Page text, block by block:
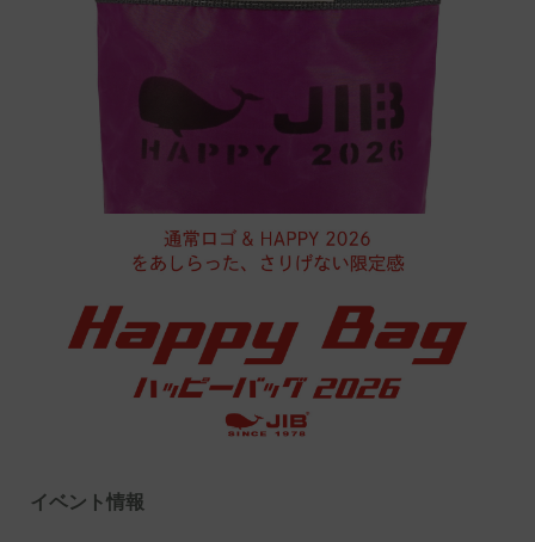
イベント情報